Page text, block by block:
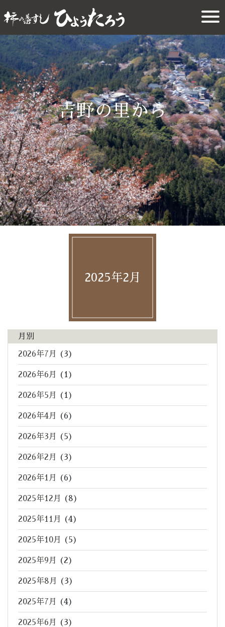
吉野の里から
2025年2月
月別
2026年7月 (3)
2026年6月 (1)
2026年5月 (1)
2026年4月 (6)
2026年3月 (5)
2026年2月 (3)
2026年1月 (6)
2025年12月 (8)
2025年11月 (4)
2025年10月 (5)
2025年9月 (2)
2025年8月 (3)
2025年7月 (4)
2025年6月 (3)